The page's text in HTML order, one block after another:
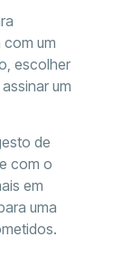
um
escolher
um
de
com o
em
uma